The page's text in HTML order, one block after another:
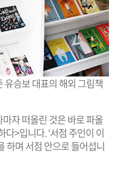
유승보 대표의 해외 그림책
마자 떠올린 것은 바로 파올
>입니다. ‘서점 주인이 이
하며 서점 안으로 들어섭니